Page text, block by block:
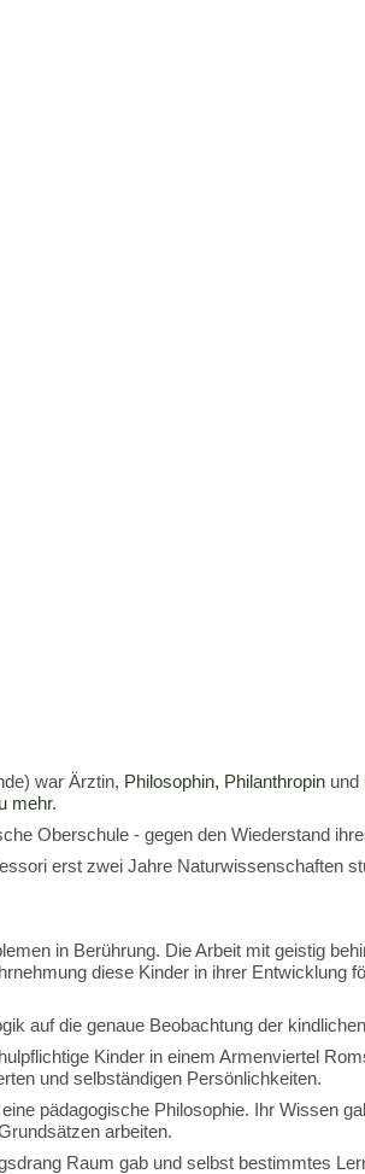
war Ärztin, Philosophin, Philanthropin und
mehr.
Oberschule - gegen den Wiederstand
erst zwei Jahre Naturwissenschaften
in Berührung. Die Arbeit mit geistig
diese Kinder in ihrer Entwicklung
auf die genaue Beobachtung der
Kinder in einem Armenviertel
und selbständigen Persönlichkeiten.
pädagogische Philosophie. Ihr Wissen
arbeiten.
Raum gab und selbst bestimmtes